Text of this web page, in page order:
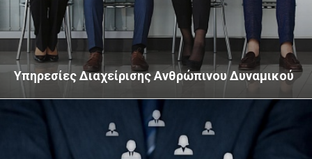
Υπηρεσίες Διαχείρισης Ανθρώπινου Δυναμικού